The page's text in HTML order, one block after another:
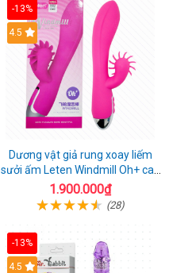
-13%
4.5
Dương vật giả rung xoay liếm
sưởi ấm Leten Windmill Oh+ cao
cấp
1.900.000₫
(28)
-13%
4.5